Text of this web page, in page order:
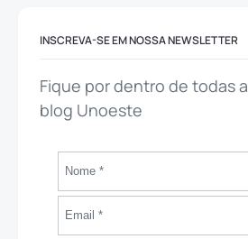
INSCREVA-SE EM NOSSA NEWSLETTER
Fique por dentro de todas
blog Unoeste